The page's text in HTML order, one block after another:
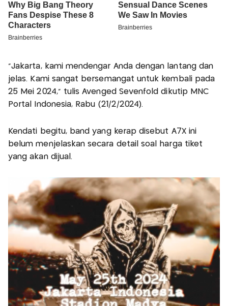
"Jakarta, kami mendengar Anda dengan lantang dan
jelas. Kami sangat bersemangat untuk kembali pada
25 Mei 2024," tulis Avenged Sevenfold dikutip MNC
Portal Indonesia, Rabu (21/2/2024).
Kendati begitu, band yang kerap disebut A7X ini
belum menjelaskan secara detail soal harga tiket
yang akan dijual.